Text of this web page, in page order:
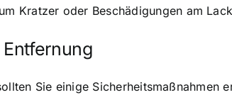
Kratzer oder Beschädigungen am
Sie einige Sicherheitsmaßnahmen